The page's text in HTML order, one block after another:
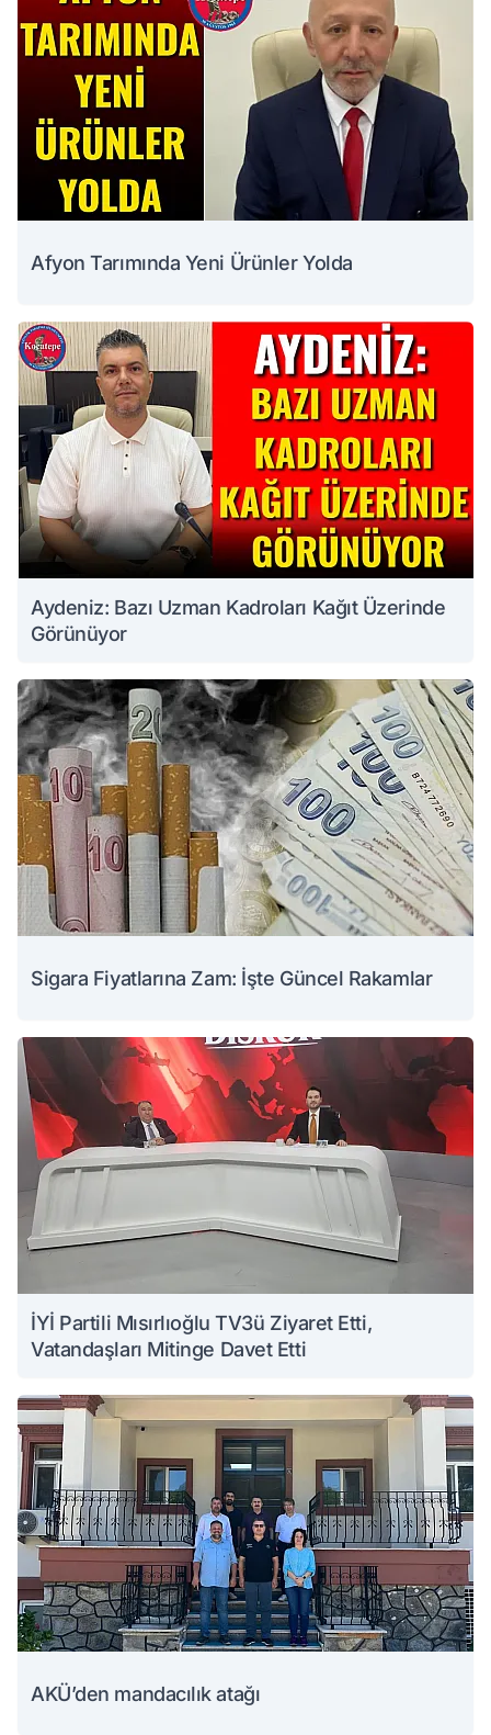
Afyon Tarımında Yeni Ürünler Yolda
Aydeniz: Bazı Uzman Kadroları Kağıt Üzerinde
Görünüyor
Sigara Fiyatlarına Zam: İşte Güncel Rakamlar
İYİ Partili Mısırlıoğlu TV3ü Ziyaret Etti,
Vatandaşları Mitinge Davet Etti
AKÜ’den mandacılık atağı